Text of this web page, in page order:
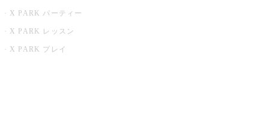
X PARK パーティー
X PARK レッスン
X PARK プレイ